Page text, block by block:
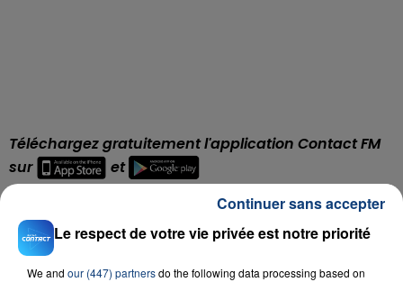
Téléchargez gratuitement l'application Contact FM
sur
et
Le respect de votre vie privée est notre priorité
We and our (447) partnersdo the following data processing based on
Continuer sans accepter